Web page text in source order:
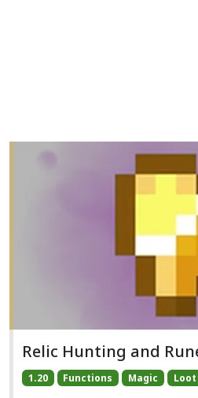
Relic Hunting and
1.20 Functions Magic Loot